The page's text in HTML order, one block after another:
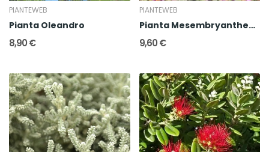
PIANTEWEB
Pianta Oleandro
8,90 €
PIANTEWEB
Pianta Mesembryanthemum o Barba di Giove
9,60 €